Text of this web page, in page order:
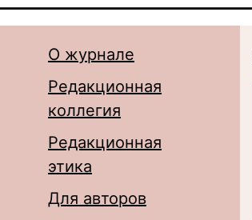
О журнале
Редакционная
коллегия
Редакционная
этика
Для авторов